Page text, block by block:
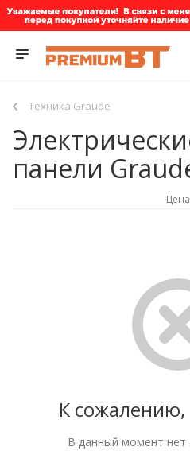
Техника Graude
панели
К сожалению,
В данный момент нет